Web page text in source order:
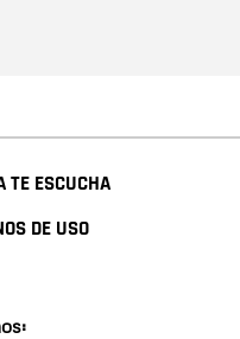
TE ESCUCHA
DE USO